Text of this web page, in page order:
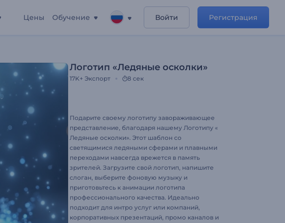
Цены Обучение Войти Регистрация
Логотип «Ледяные осколки»
17K+ Экспорт 8 сек
Подарите своему логотипу завораживающее
представление, благодаря нашему Логотипу «
Ледяные осколки». Этот шаблон со
светящимися ледяными сферами и плавными
переходами навсегда врежется в память
зрителей. Загрузите свой логотип, напишите
слоган, выберите фоновую музыку и
приготовьтесь к анимации логотипа
профессионального качества. Идеально
подходит для интро услуг или компаний,
корпоративных презентаций, промо каналов и